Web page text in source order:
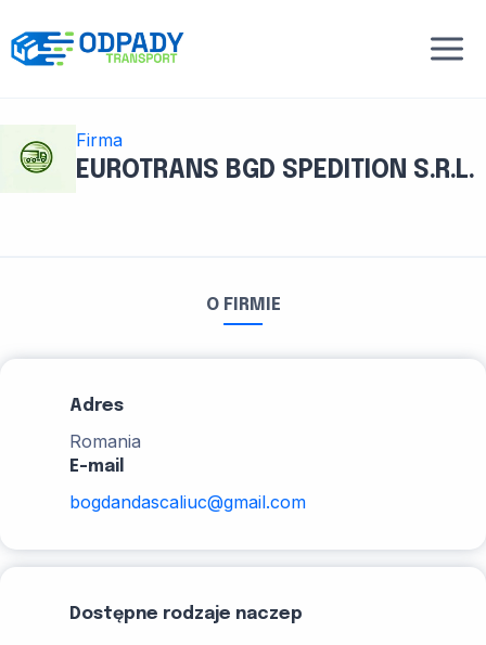
do
treści
Firma
EUROTRANS BGD SPEDITION S.R.L.
O FIRMIE
Adres
Romania
E-mail
bogdandascaliuc@gmail.com
Dostępne rodzaje naczep